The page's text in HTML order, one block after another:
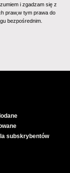
i zgadzam się z
praw,w tym prawa do
bezpośrednim.
subskrybentów